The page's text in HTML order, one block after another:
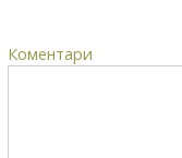
Коментари